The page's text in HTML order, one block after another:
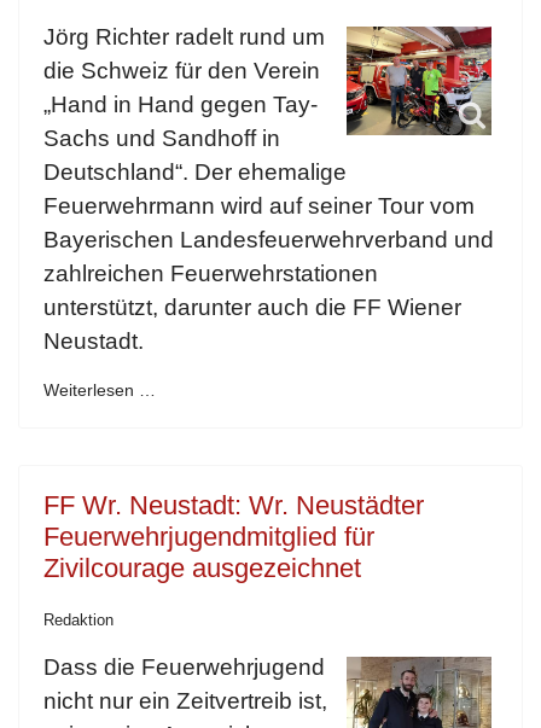
Jörg Richter radelt rund um
die Schweiz für den Verein
„Hand in Hand gegen Tay-
Sachs und Sandhoff in
Deutschland“. Der ehemalige
Feuerwehrmann wird auf seiner Tour vom
Bayerischen Landesfeuerwehrverband und
zahlreichen Feuerwehrstationen
unterstützt, darunter auch die FF Wiener
Neustadt.
Weiterlesen …
FF Wr. Neustadt: Wr. Neustädter
Feuerwehrjugendmitglied für
Zivilcourage ausgezeichnet
Redaktion
Dass die Feuerwehrjugend
nicht nur ein Zeitvertreib ist,